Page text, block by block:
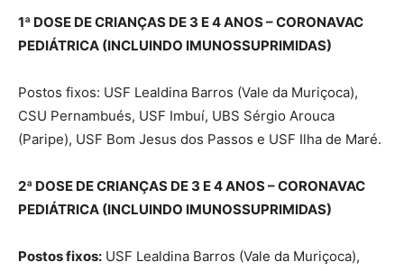
1ª DOSE DE CRIANÇAS DE 3 E 4 ANOS – CORONAVAC
PEDIÁTRICA (INCLUINDO IMUNOSSUPRIMIDAS)
Postos fixos: USF Lealdina Barros (Vale da Muriçoca),
CSU Pernambués, USF Imbuí, UBS Sérgio Arouca
(Paripe), USF Bom Jesus dos Passos e USF Ilha de Maré.
2ª DOSE DE CRIANÇAS DE 3 E 4 ANOS – CORONAVAC
PEDIÁTRICA (INCLUINDO IMUNOSSUPRIMIDAS)
Postos fixos: USF Lealdina Barros (Vale da Muriçoca),